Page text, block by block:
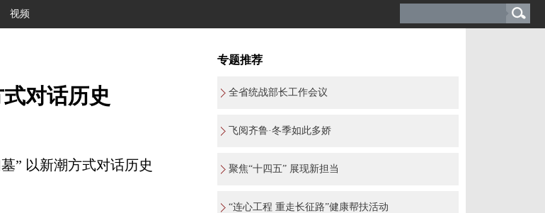
视频
对话历史
” 以新潮方式对话历史
专题推荐
全省统战部长工作会议
飞阅齐鲁·冬季如此多娇
聚焦“十四五” 展现新担当
“连心工程 重走长征路”健康帮扶活动